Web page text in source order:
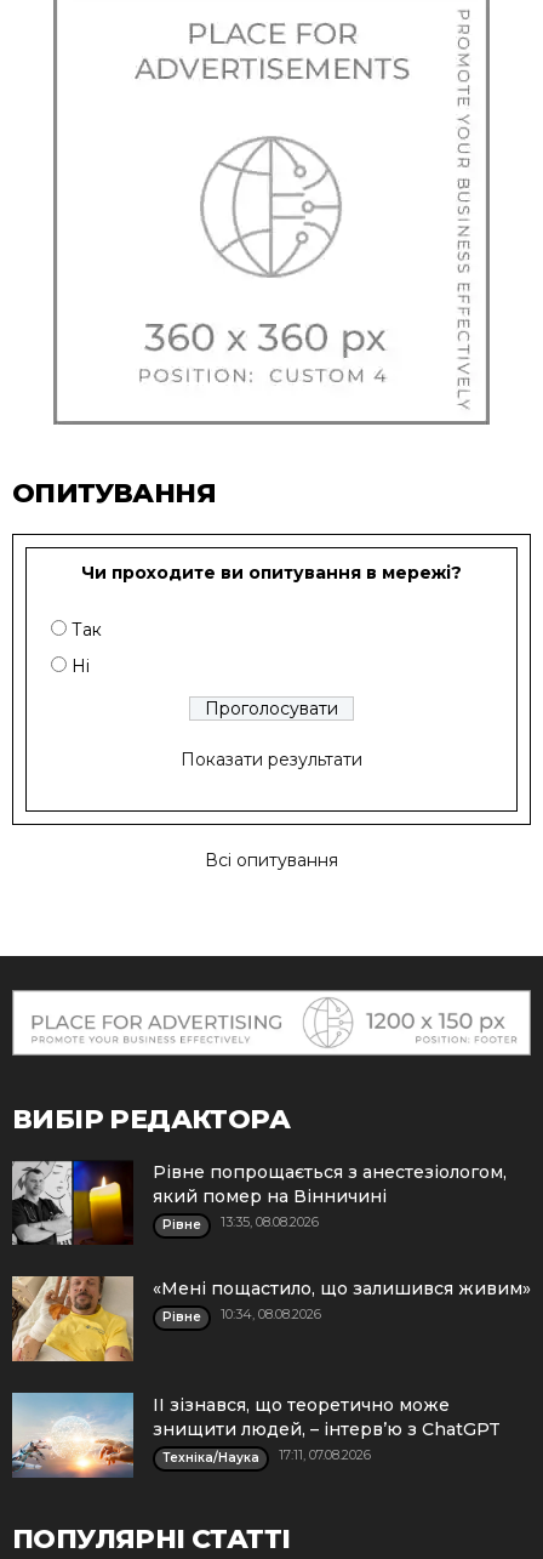
ОПИТУВАННЯ
Чи проходите ви опитування в мережі?
Так
Ні
Показати результати
Всі опитування
ВИБІР РЕДАКТОРА
Рівне попрощається з анестезіологом,
який помер на Вінничині
Рівне 13:35, 08.08.2026
«Мені пощастило, що залишився живим»
Рівне 10:34, 08.08.2026
ІІ зізнався, що теоретично може
знищити людей, – інтерв’ю з ChatGPT
Техніка/Наука 17:11, 07.08.2026
ПОПУЛЯРНІ СТАТТІ